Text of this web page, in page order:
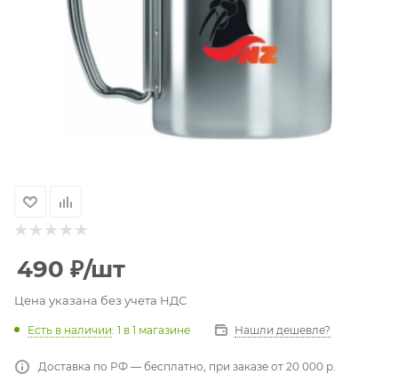
490 ₽/шт
Цена указана без учета НДС
Есть в наличии: 1 в 1 магазине Нашли дешевле?
Доставка по РФ — бесплатно, при заказе от 20 000 р.